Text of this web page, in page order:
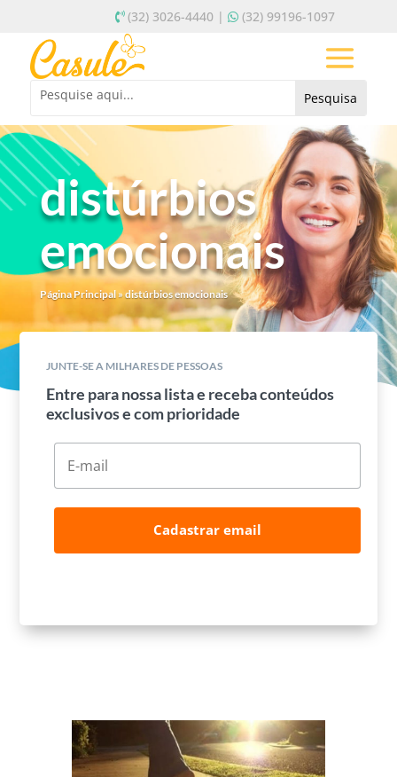
(32) 3026-4440 | (32) 99196-1097
distúrbios
emocionais
Página Principal» distúrbios emocionais
JUNTE-SE A MILHARES DE PESSOAS
Entre para nossa lista e receba conteúdos
exclusivos e com prioridade
Cadastrar email